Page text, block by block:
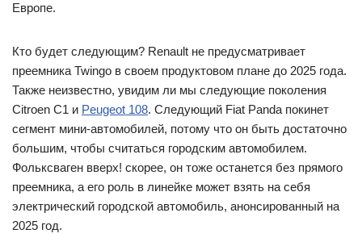
Европе.
Кто будет следующим? Renault не предусматривает
преемника Twingo в своем продуктовом плане до 2025 года.
Также неизвестно, увидим ли мы следующие поколения
Citroen C1 и Peugeot 108. Следующий Fiat Panda покинет
сегмент мини-автомобилей, потому что он быть достаточно
большим, чтобы считаться городским автомобилем.
Фольксваген вверх! скорее, он тоже останется без прямого
преемника, а его роль в линейке может взять на себя
электрический городской автомобиль, анонсированный на
2025 год.